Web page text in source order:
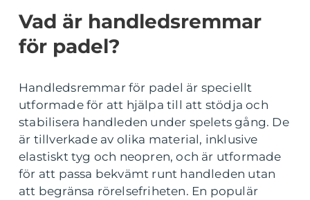
Vad är handledsremmar
för padel?
Handledsremmar för padel är speciellt
utformade för att hjälpa till att stödja och
stabilisera handleden under spelets gång. De
är tillverkade av olika material, inklusive
elastiskt tyg och neopren, och är utformade
för att passa bekvämt runt handleden utan
att begränsa rörelsefriheten. En populär